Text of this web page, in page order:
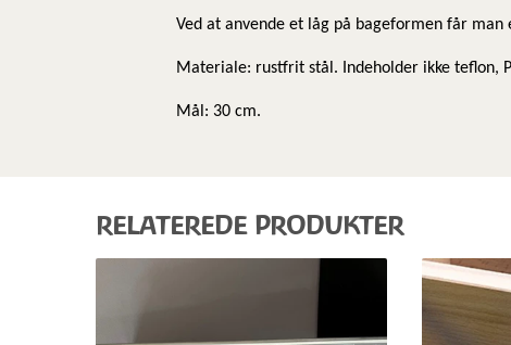
Ved at anvende et låg på bageformen får man
Materiale: rustfrit stål. Indeholder ikke teflon,
Mål: 30 cm.
RELATEREDE PRODUKTER